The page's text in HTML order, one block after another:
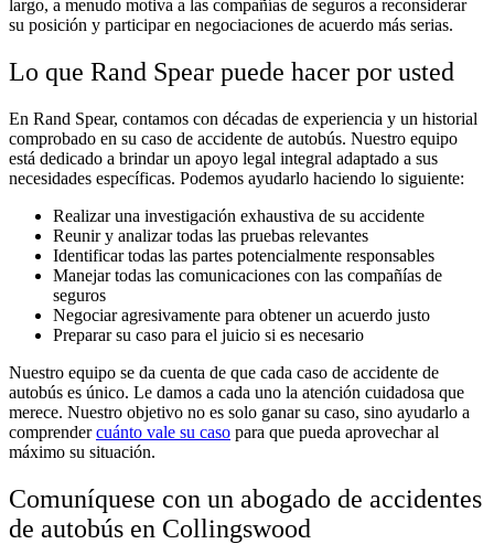
largo, a menudo motiva a las compañías de seguros a reconsiderar
su posición y participar en negociaciones de acuerdo más serias.
Lo que Rand Spear puede hacer por usted
En Rand Spear, contamos con décadas de experiencia y un historial
comprobado en su caso de accidente de autobús. Nuestro equipo
está dedicado a brindar un apoyo legal integral adaptado a sus
necesidades específicas. Podemos ayudarlo haciendo lo siguiente:
Realizar una investigación exhaustiva de su accidente
Reunir y analizar todas las pruebas relevantes
Identificar todas las partes potencialmente responsables
Manejar todas las comunicaciones con las compañías de
seguros
Negociar agresivamente para obtener un acuerdo justo
Preparar su caso para el juicio si es necesario
Nuestro equipo se da cuenta de que cada caso de accidente de
autobús es único. Le damos a cada uno la atención cuidadosa que
merece. Nuestro objetivo no es solo ganar su caso, sino ayudarlo a
comprender cuánto vale su caso para que pueda aprovechar al
máximo su situación.
Comuníquese con un abogado de accidentes
de autobús en Collingswood